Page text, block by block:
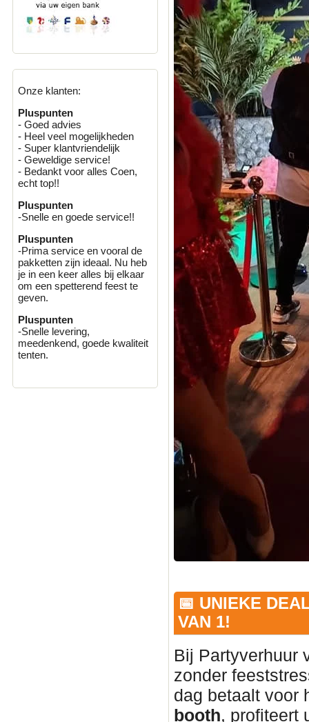
Onze klanten:
Pluspunten
- Goed advies
- Heel veel mogelijkheden
- Super klantvriendelijk
- Geweldige service!
- Bedankt voor alles Coen,
echt top!!
Pluspunten
-Snelle en goede service!!
Pluspunten
-Prima service en vooral de
pakketten zijn ideaal. Nu heb
je in een keer alles bij elkaar
om een spetterend feest te
geven.
Pluspunten
-Snelle levering,
meedenkend, goede kwaliteit
tenten.
📅 UNIEKE
VAN 1!
Bij Partyverhuur
zonder
dag betaalt voor
booth, profiteert